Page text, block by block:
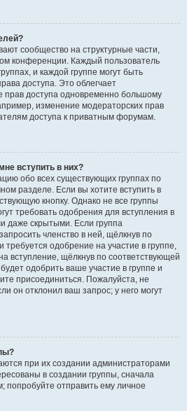
сообщество на структурные части,
конференции. Каждый пользователь
и каждой группе могут быть
доступа. Это облегчает
прав доступа одновременно большому
изменение модераторских прав
доступа к приватным форумам.
вступить в них?
обо всех существующих группах по
разделе. Если вы хотите вступить в
кнопку. Однако не все группы
требовать одобрения для вступления в
даже скрытыми. Если группа
членство в ней, щёлкнув по
требуется одобрение на участие в группе,
вступление, щёлкнув по соответствующей
одобрить ваше участие в группе и
присоединиться. Пожалуйста, не
он отклонил ваш запрос; у него могут
при их создании администраторами
в создании группы, сначала
попробуйте отправить ему личное